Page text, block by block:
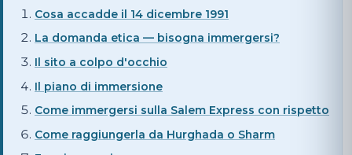
Cosa accadde il 14 dicembre 1991
La domanda etica — bisogna immergersi?
Il sito a colpo d'occhio
Il piano di immersione
Come immergersi sulla Salem Express con rispetto
Come raggiungerla da Hurghada o Sharm